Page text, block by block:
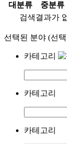
대분류
중분류
검색결과가
선택된 분야 (선
카테고리
카테고리
카테고리